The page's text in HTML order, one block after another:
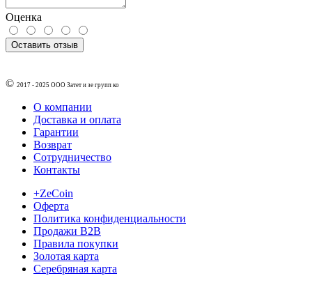
Оценка
Оставить отзыв
© 2017 - 2025 ООО Затет и зе групп ко
О компании
Доставка и оплата
Гарантии
Возврат
Сотрудничество
Контакты
+ZeCoin
Оферта
Политика конфиденциальности
Продажи B2B
Правила покупки
Золотая карта
Серебряная карта